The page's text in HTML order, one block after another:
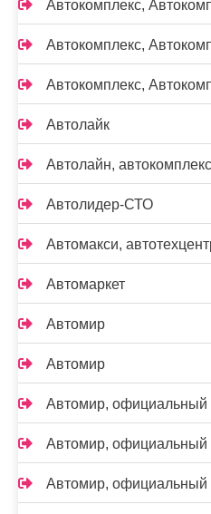
Автокомплекс,
Автокомплекс,
Автокомплекс,
Автолайк
Автолайн, автокомплекс
Автолидер-СТО
Автомакси,
Автомаркет
Автомир
Автомир
Автомир, официальный
Автомир, официальный
Автомир, официальный